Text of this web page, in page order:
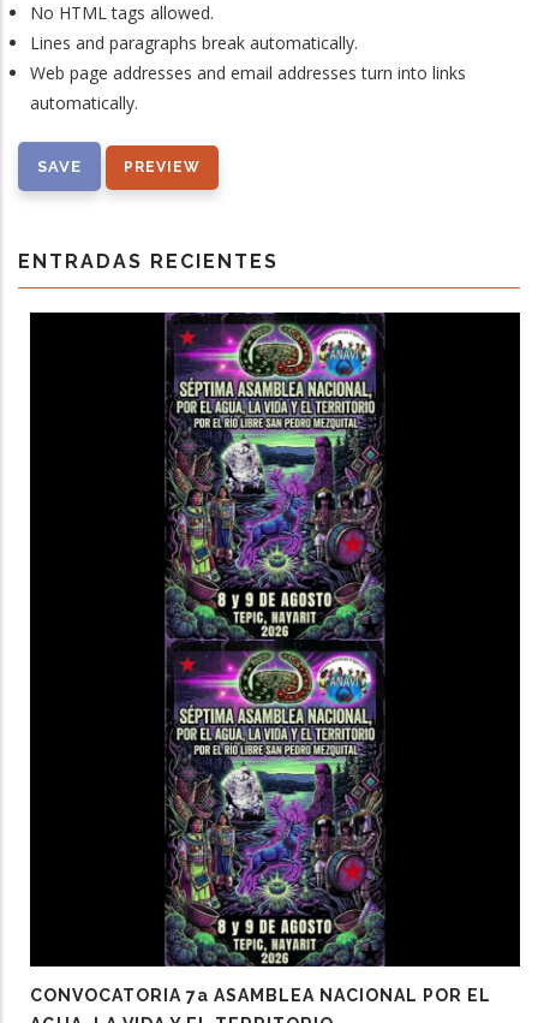
No HTML tags allowed.
Lines and paragraphs break automatically.
Web page addresses and email addresses turn into links
automatically.
ENTRADAS RECIENTES
CONVOCATORIA 7a ASAMBLEA NACIONAL POR EL